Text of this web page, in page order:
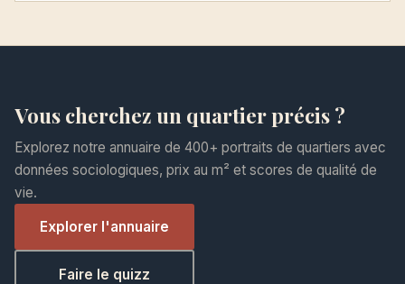
Vous cherchez un quartier précis ?
Explorez notre annuaire de 400+ portraits de quartiers avec
données sociologiques, prix au m² et scores de qualité de
vie.
Explorer l'annuaire
Faire le quizz